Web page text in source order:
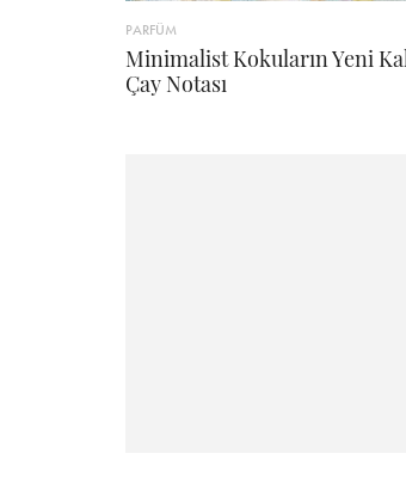
PARFÜM
Minimalist Kokuların Yeni
Çay Notası